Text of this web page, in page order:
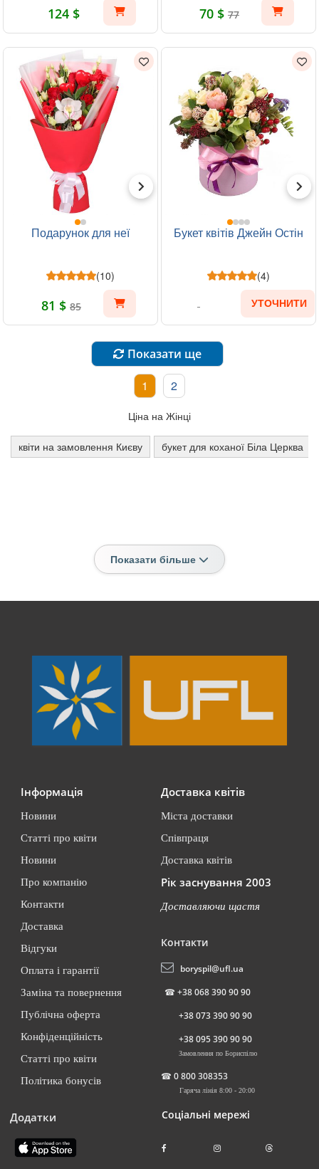
124 $ 70 $ 77
Подарунок для неї
(10)
81 $ 85
Букет квітів Джейн Остін
(4)
УТОЧНИТИ
Показати ще
1 2
Ціна на Жінці
квіти на замовлення Києву букет для коханої Біла Церква
Показати більше
Інформація
Новини
Статті про квіти
Новини
Про компанію
Контакти
Доставка
Відгуки
Оплата і гарантії
Заміна та повернення
Публічна оферта
Конфіденційність
Статті про квіти
Політика бонусів
Додатки
Доставка квітів
Міста доставки
Співпраця
Доставка квітів
Рік заснування 2003
Доставляючи щастя
Контакти
boryspil@ufl.ua
☎ +38 068 390 90 90
+38 073 390 90 90
+38 095 390 90 90
Замовлення по Бориспілю
☎ 0 800 308353
Гаряча лінія 8:00 - 20:00
Соціальні мережі